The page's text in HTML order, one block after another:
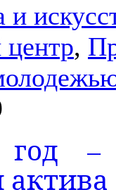
и
центр,